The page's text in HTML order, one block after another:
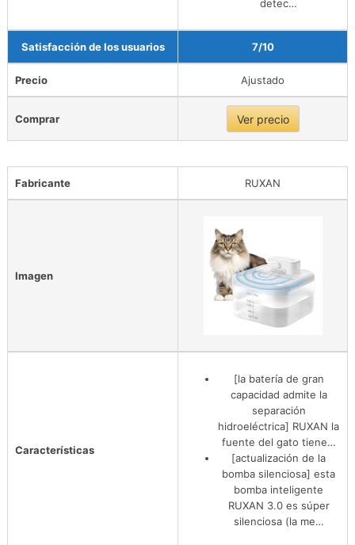
detec…
Satisfacción de los usuarios 7/10
Precio Ajustado
Comprar Ver precio
Fabricante RUXAN
Imagen
Características
[la batería de gran
capacidad admite la
separación
hidroeléctrica] RUXAN la
fuente del gato tiene…
[actualización de la
bomba silenciosa] esta
bomba inteligente
RUXAN 3.0 es súper
silenciosa (la me…